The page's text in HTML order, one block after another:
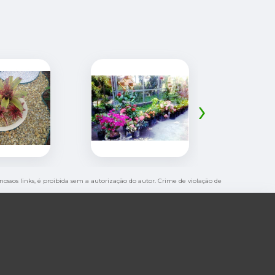
›
links, é proibida sem a autorização do autor. Crime de violação de